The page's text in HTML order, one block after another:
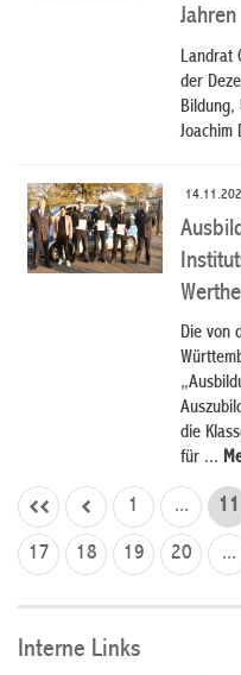
Jahren
Landrat
der
Bildung,
Joachim
Die von
die
für ...
1 ... 11
17 18 19 20 ...
Interne Links